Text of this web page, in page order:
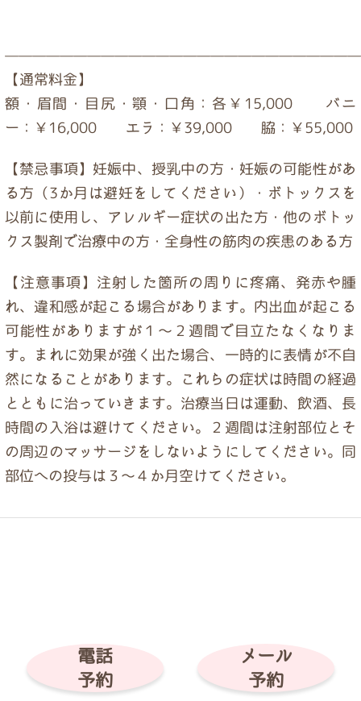
【通常料金】
額・眉間・目尻・顎・口角：各￥15,000 バニ
ー：￥16,000 エラ：￥39,000 脇：￥55,000
【禁忌事項】妊娠中、授乳中の方・妊娠の可能性があ
る方（3か月は避妊をしてください）・ボトックスを
以前に使用し、アレルギー症状の出た方・他のボトッ
クス製剤で治療中の方・全身性の筋肉の疾患のある方
【注意事項】注射した箇所の周りに疼痛、発赤や腫
れ、違和感が起こる場合があります。内出血が起こる
可能性がありますが１～２週間で目立たなくなりま
す。まれに効果が強く出た場合、一時的に表情が不自
然になることがあります。これらの症状は時間の経過
とともに治っていきます。治療当日は運動、飲酒、長
時間の入浴は避けてください。２週間は注射部位とそ
の周辺のマッサージをしないようにしてください。同
部位への投与は３～４か月空けてください。
電話
予約
メール
予約